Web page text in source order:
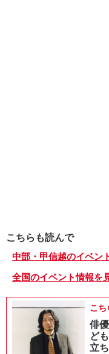
こちらも読んで
中部・甲信越のイベン
全国のイベント情報を
こち
俳
ど
立